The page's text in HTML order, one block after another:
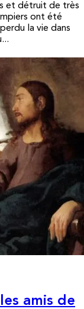
et détruit de très
ont été
la vie dans
amis de